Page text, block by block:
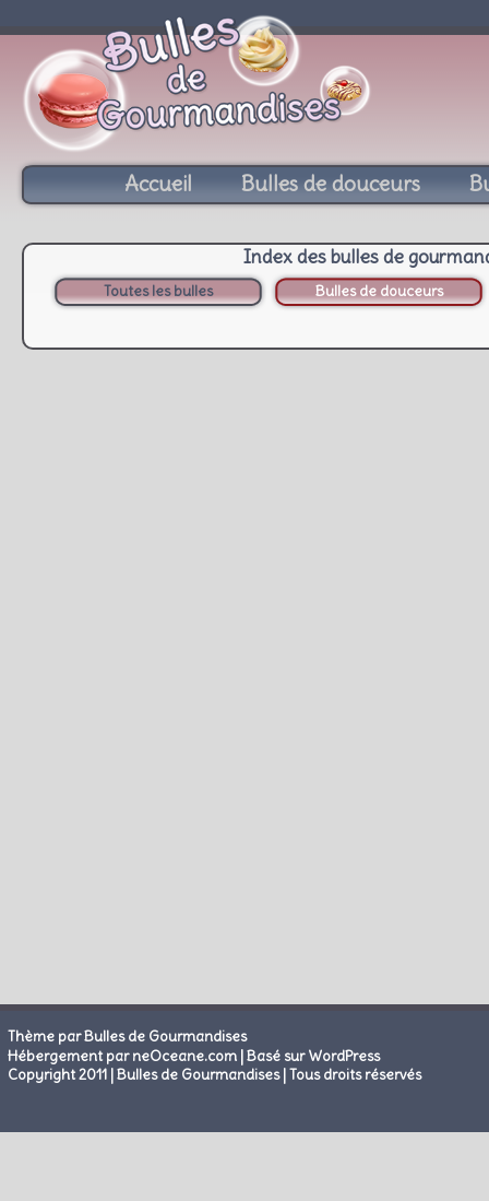
Accueil Bulles de douceurs
Index des bulles de
Toutes les bulles Bulles de douceurs
Thème par Bulles de Gourmandises
Hébergement par neOceane.com |Basé sur WordPress
Copyright 2011 | Bulles de Gourmandises | Tous droits réservés